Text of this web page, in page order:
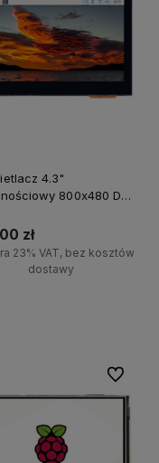
4.3"
800x480 DSI
zł
23% VAT, bez kosztów
dostawy
Do